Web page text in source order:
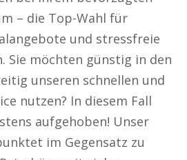
– die Top-Wahl für
und stressfreie
Sie möchten günstig in den
unseren schnellen und
nutzen? In diesem Fall
aufgehoben! Unser
im Gegensatz zu